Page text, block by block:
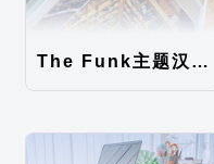
The Funk主题汉化包